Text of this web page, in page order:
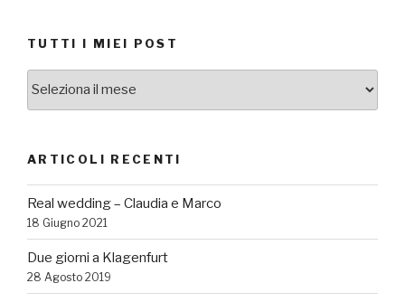
TUTTI I MIEI POST
ARTICOLI RECENTI
Real wedding – Claudia e Marco
18 Giugno 2021
Due giorni a Klagenfurt
28 Agosto 2019